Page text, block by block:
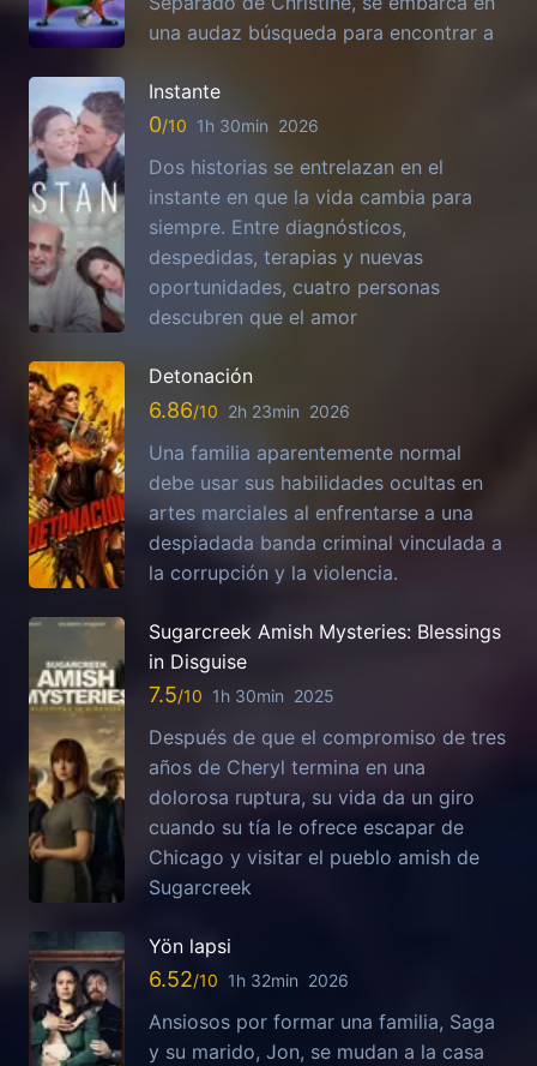
una audaz búsqueda para encontrar a
Instante
0 1h 30min 2026
Dos historias se entrelazan en el
instante en que la vida cambia para
siempre. Entre diagnósticos,
despedidas, terapias y nuevas
oportunidades, cuatro personas
descubren que el amor
Detonación
6.86 2h 23min 2026
Una familia aparentemente normal
debe usar sus habilidades ocultas en
artes marciales al enfrentarse a una
despiadada banda criminal vinculada a
la corrupción y la violencia.
Sugarcreek Amish Mysteries: Blessings
in Disguise
7.5 1h 30min 2025
Después de que el compromiso de tres
años de Cheryl termina en una
dolorosa ruptura, su vida da un giro
cuando su tía le ofrece escapar de
Chicago y visitar el pueblo amish de
Sugarcreek
Yön lapsi
6.52 1h 32min 2026
Ansiosos por formar una familia, Saga
y su marido, Jon, se mudan a la casa